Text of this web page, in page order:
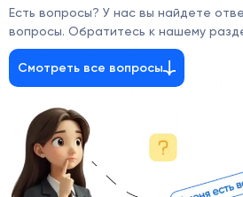
Есть вопросы? У нас вы найдете
вопросы. Обратитесь к нашему
Смотреть все вопросы